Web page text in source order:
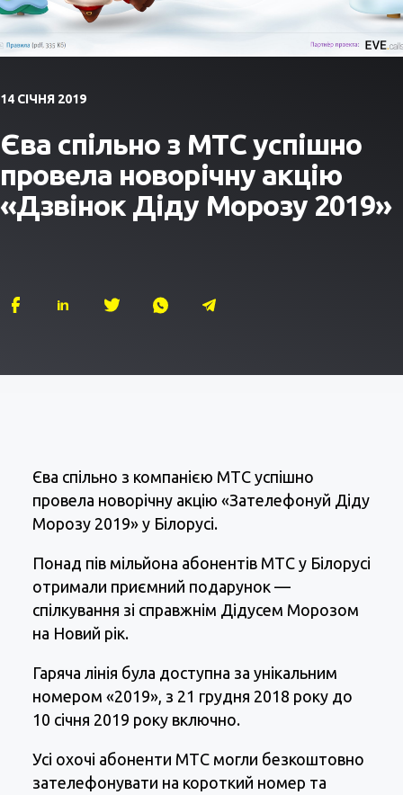
14 СІЧНЯ 2019
Єва спільно з МТС успішно
провела новорічну акцію
«Дзвінок Діду Морозу 2019»
Єва спільно з компанією МТС успішно
провела новорічну акцію «Зателефонуй Діду
Морозу 2019» у Білорусі.
Понад пів мільйона абонентів МТС у Білорусі
отримали приємний подарунок —
спілкування зі справжнім Дідусем Морозом
на Новий рік.
Гаряча лінія була доступна за унікальним
номером «2019», з 21 грудня 2018 року до
10 січня 2019 року включно.
Усі охочі абоненти МТС могли безкоштовно
зателефонувати на короткий номер та